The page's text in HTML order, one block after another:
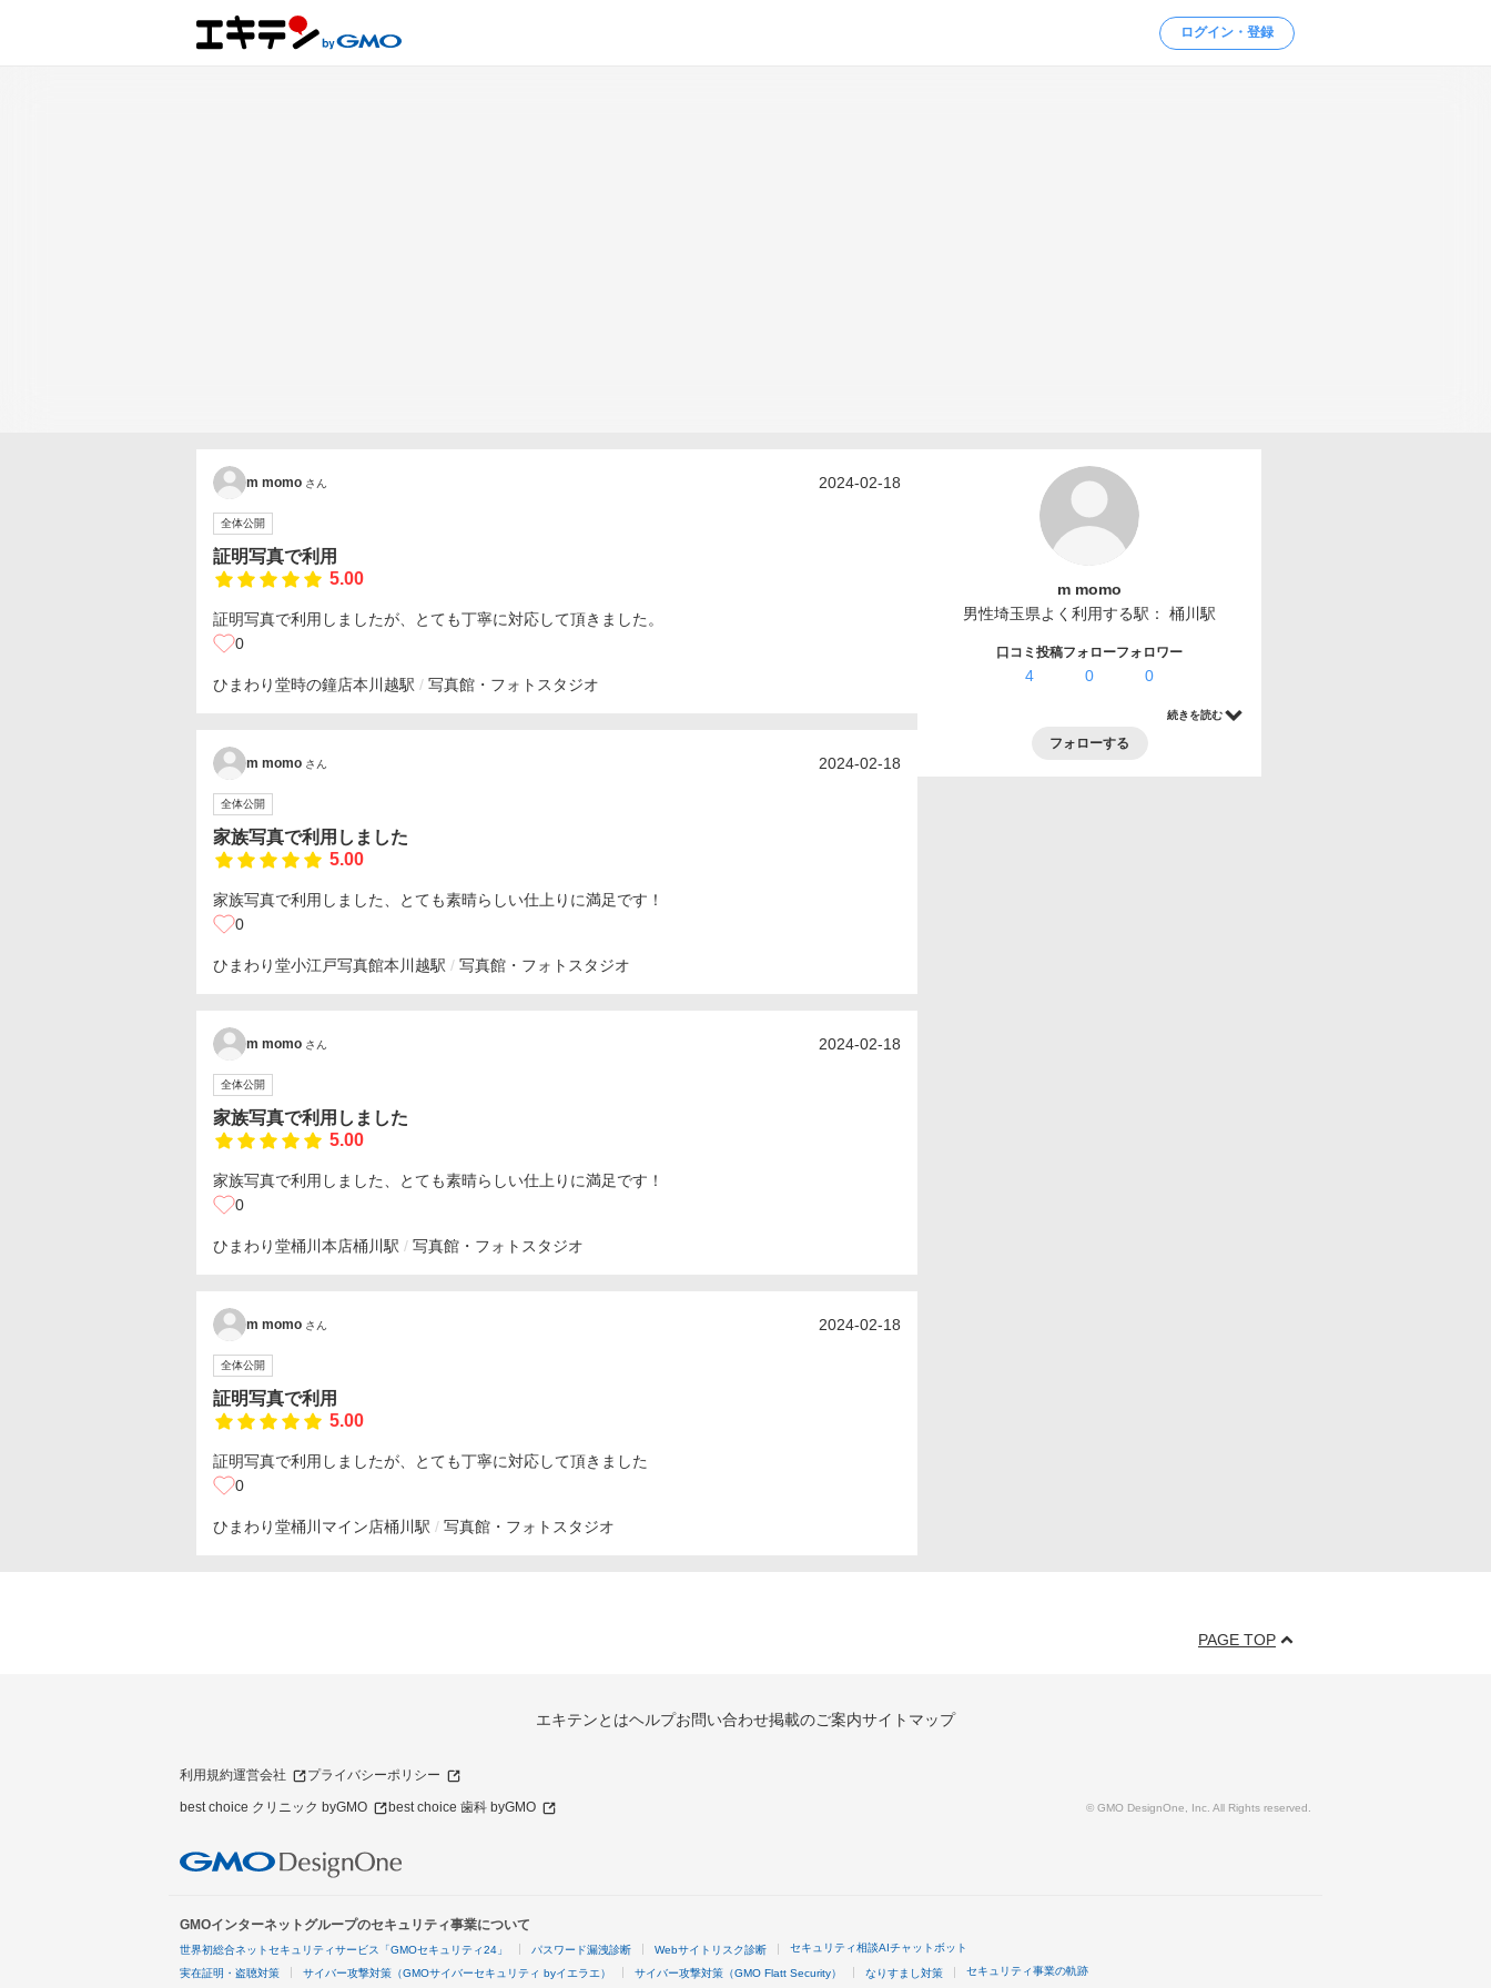
ログイン・登録
m momo さん 2024-02-18
全体公開
証明写真で利用
5.00
証明写真で利用しましたが、とても丁寧に対応して頂きました。
0
ひまわり堂時の鐘店本川越駅 写真館・フォトスタジオ
m momo さん 2024-02-18
全体公開
家族写真で利用しました
5.00
家族写真で利用しました、とても素晴らしい仕上りに満足です！
0
ひまわり堂小江戸写真館本川越駅 写真館・フォトスタジオ
m momo さん 2024-02-18
全体公開
家族写真で利用しました
5.00
家族写真で利用しました、とても素晴らしい仕上りに満足です！
0
ひまわり堂桶川本店桶川駅 写真館・フォトスタジオ
m momo さん 2024-02-18
全体公開
証明写真で利用
5.00
証明写真で利用しましたが、とても丁寧に対応して頂きました
0
ひまわり堂桶川マイン店桶川駅 写真館・フォトスタジオ
m momo
男性埼玉県よく利用する駅： 桶川駅
口コミ投稿
4
フォロー
0
フォロワー
0
続きを読む
フォローする
PAGE TOP
エキテンとはヘルプお問い合わせ掲載のご案内サイトマップ
利用規約運営会社 プライバシーポリシー
best choice クリニック byGMO best choice 歯科 byGMO © GMO DesignOne, Inc. All Rights reserved.
GMOインターネットグループのセキュリティ事業について
世界初総合ネットセキュリティサービス「GMOセキュリティ24」 パスワード漏洩診断 Webサイトリスク診断 セキュリティ相談AIチャットボット
実在証明・盗聴対策 サイバー攻撃対策（GMOサイバーセキュリティ byイエラエ） サイバー攻撃対策（GMO Flatt Security） なりすまし対策 セキュリティ事業の軌跡